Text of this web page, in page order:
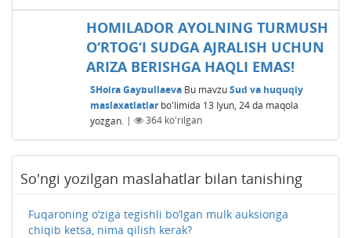
HOMILADOR AYOLNING TURMUSH
O‘RTOG‘I SUDGA AJRALISH UCHUN
ARIZA BЕRISHGA HAQLI EMAS!
SHoira Gaybullaeva Bu mavzuSud va huquqiy
maslaxatlatlarbo'limida 13 Iyun, 24 da maqola
yozgan. | 364ko'rilgan
So'ngi yozilgan maslahatlar bilan tanishing
Fuqaroning o‘ziga tegishli bo‘lgan mulk auksionga
chiqib ketsa, nima qilish kerak?